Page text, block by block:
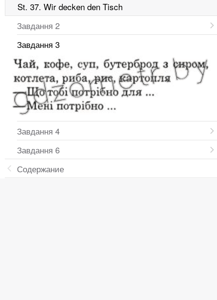
St. 37. Wir decken den Tisch
Завдання 2
Завдання 3
Завдання 4
Завдання 6
Содержание